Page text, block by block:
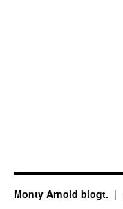
Monty Arnold blogt.